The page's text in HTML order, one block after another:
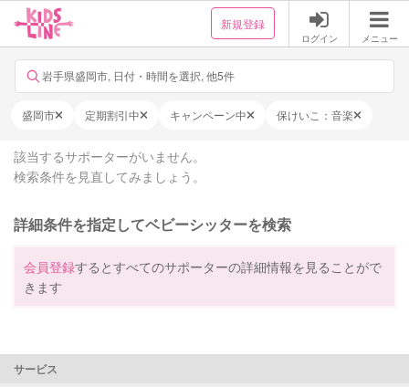
新規登録
ログイン メニュー
岩手県盛岡市, 日付・時間を選択, 他5件
盛岡市 定期割引中 キャンペーン中 保けいこ：音楽
該当するサポーターがいません。
検索条件を見直してみましょう。
詳細条件を指定してベビーシッターを検索
会員登録するとすべてのサポーターの詳細情報を見ることがで
きます
サービス